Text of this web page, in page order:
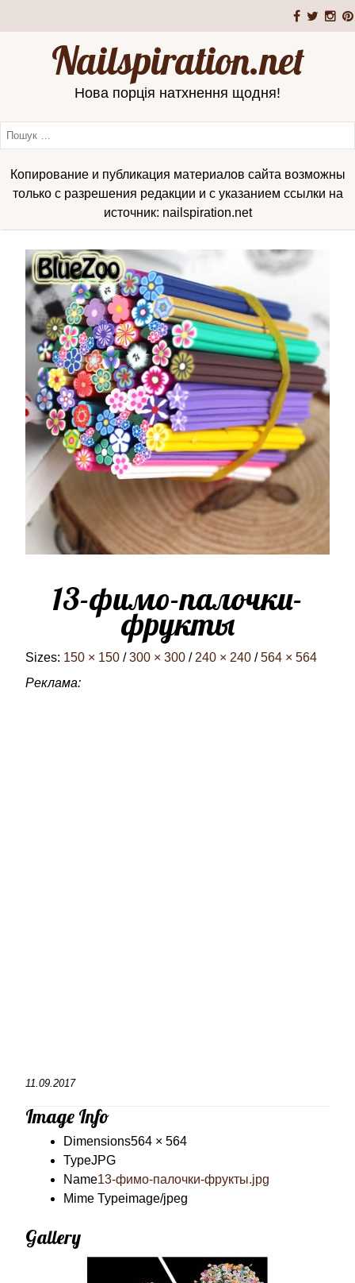
Nailspiration.net
Нова порція натхнення щодня!
Копирование и публикация материалов сайта возможны
только с разрешения редакции и с указанием ссылки на
источник: nailspiration.net
13-фимо-палочки-
фрукты
Sizes: 150 × 150 / 300 × 300 / 240 × 240 / 564 × 564
Реклама:
11.09.2017
Image Info
Dimensions564 × 564
TypeJPG
Name13-фимо-палочки-фрукты.jpg
Mime Typeimage/jpeg
Gallery